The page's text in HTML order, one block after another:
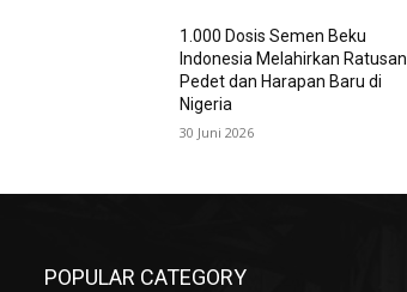
1.000 Dosis Semen Beku
Indonesia Melahirkan Ratusan
Pedet dan Harapan Baru di
Nigeria
30 Juni 2026
POPULAR CATEGORY